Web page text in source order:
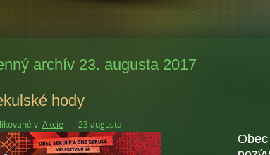
archív 23. augusta 2017
hody
v: Akcie 23 augusta